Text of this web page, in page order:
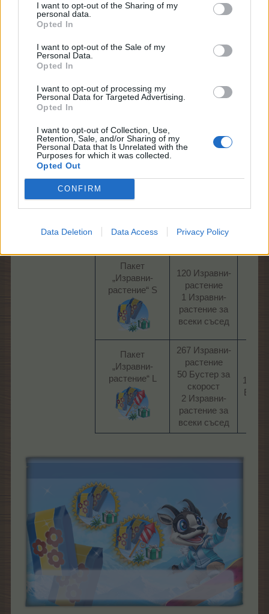
I want to opt-out of the Sharing of my
personal data.
Opted In
I want to opt-out of the Sale of my
Personal Data.
Opted In
I want to opt-out of processing my
Personal Data for Targeted Advertising.
Opted In
I want to opt-out of Collection, Use,
Retention, Sale, and/or Sharing of my
Personal Data that Is Unrelated with the
Purposes for which it was collected.
Opted Out
CONFIRM
Data Deletion Data Access Privacy Policy
mushnu4ka
Team Farmerama BG
Начало: 28.10.2025 г. в 11:00 ч.
Насладете се на спестяванията и вземете този
фантастичен пакет за всички ваши нужди, свързани
Действайте сега и превърнете долината на
еделвайсите в красива градина!
Пакет
„Изравни-
растение“ S
120 Изравни-
растение
1 Изравни-
растение за
всеки съсед​
Пакет
„Изравни-
растение“ L
267 Изравни-
растение
50 Бустер за
скорост
2 Изравни-
растение за
всеки съсед​
11,49
EUR​